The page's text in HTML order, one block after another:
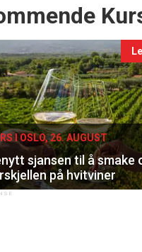
I OSLO, 26. AUGUST
sjansen til å smake
på hvitviner